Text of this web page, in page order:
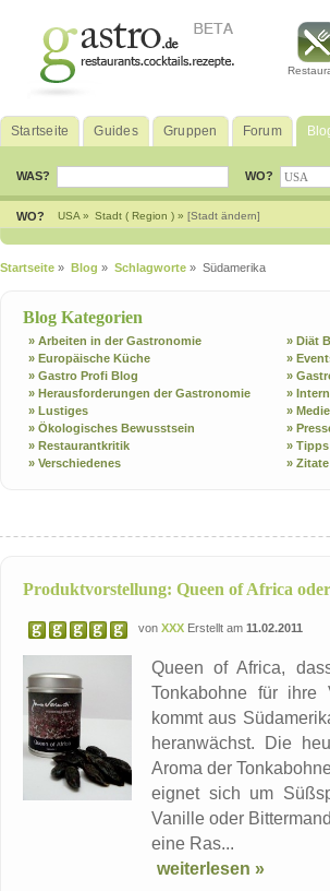
Startseite Guides Gruppen Forum
WAS? WO?
WO? USA » Stadt ( Region ) » [Stadt ändern]
Startseite » Blog » Schlagworte » Südamerika
Blog Kategorien
» Arbeiten in der Gastronomie
» Diät
» Europäische Küche
»
» Gastro Profi Blog
»
» Herausforderungen der Gastronomie
»
» Lustiges
»
» Ökologisches Bewusstsein
»
» Restaurantkritik
»
» Verschiedenes
»
Produktvorstellung: Queen of Africa
von XXX Erstellt am 11.02.2011
Queen of Africa,
Tonkabohne für ihre
kommt aus
heranwächst. Die
Aroma der
eignet sich um
Vanille oder
eine Ras...
weiterlesen »